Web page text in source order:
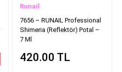
Runail
7656 – RUNAIL Professional
Shimeria (Reflektör) Potal –
7 Ml
420.00 TL